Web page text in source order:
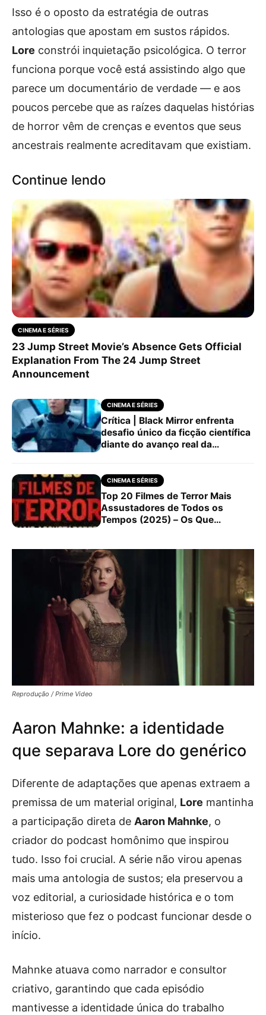
Isso é o oposto da estratégia de outras
antologias que apostam em sustos rápidos.
Lore constrói inquietação psicológica. O terror
funciona porque você está assistindo algo que
parece um documentário de verdade — e aos
poucos percebe que as raízes daquelas histórias
de horror vêm de crenças e eventos que seus
ancestrais realmente acreditavam que existiam.
Continue lendo
CINEMA E SÉRIES
23 Jump Street Movie’s Absence Gets Official
Explanation From The 24 Jump Street
Announcement
CINEMA E SÉRIES
Crítica | Black Mirror enfrenta
desafio único da ficção científica
diante do avanço real da
CINEMA E SÉRIES
Top 20 Filmes de Terror Mais
Assustadores de Todos os
Tempos (2025) – Os Que
Reprodução / Prime Video
Aaron Mahnke: a identidade
que separava Lore do genérico
Diferente de adaptações que apenas extraem a
premissa de um material original, Lore mantinha
a participação direta de Aaron Mahnke, o
criador do podcast homônimo que inspirou
tudo. Isso foi crucial. A série não virou apenas
mais uma antologia de sustos; ela preservou a
voz editorial, a curiosidade histórica e o tom
misterioso que fez o podcast funcionar desde o
início.
Mahnke atuava como narrador e consultor
criativo, garantindo que cada episódio
mantivesse a identidade única do trabalho